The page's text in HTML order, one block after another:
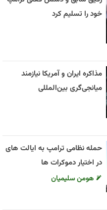
خود را تسلیم کرد
مذاکره ایران و آمریکا نیازمند
میانجی‌گری بین‌المللی
حمله نظامی ترامپ به ایالت های
در اختیار دموکرات ها
هومن سلیمیان